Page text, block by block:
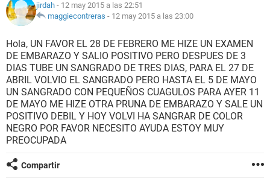
NUTRICIÓN
BIENESTAR
SEXUALIDAD
GLOSARIO
jirdah - 12 may 2015 a las 22:51
maggiecontreras - 12 may 2015 a las 23:00
Hola, UN FAVOR EL 28 DE FEBRERO ME HIZE UN EXAMEN
DE EMBARAZO Y SALIO POSITIVO PERO DESPUES DE 3
DIAS TUBE UN SANGRADO DE TRES DIAS, PARA EL 27 DE
ABRIL VOLVIO EL SANGRADO PERO HASTA EL 5 DE MAYO
UN SANGRADO CON PEQUEÑOS CUAGULOS PARA AYER 11
DE MAYO ME HIZE OTRA PRUNA DE EMBARAZO Y SALE UN
POSITIVO DEBIL Y HOY VOLVI HA SANGRAR DE COLOR
NEGRO POR FAVOR NECESITO AYUDA ESTOY MUY
PREOCUPADA
Compartir